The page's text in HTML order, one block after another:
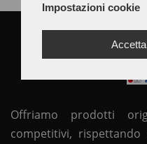
Impostazioni cookie
Offriamo prodotti
competitivi, rispettando